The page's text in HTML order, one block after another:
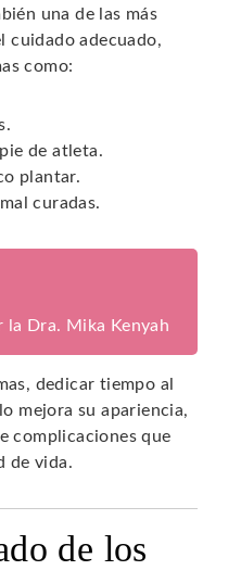
una de las más
cuidado adecuado,
como:
de atleta.
plantar.
curadas.
la Dra. Mika Kenyah
dedicar tiempo al
mejora su apariencia,
complicaciones que
de vida.
de los